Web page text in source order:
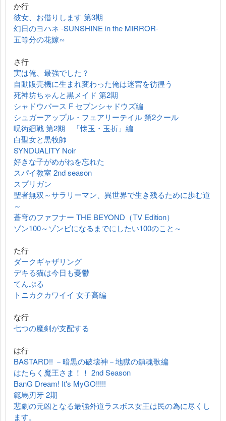
か行
彼女、お借りします 第3期
幻日のヨハネ -SUNSHINE in the MIRROR-
五等分の花嫁∽
さ行
実は俺、最強でした？
自動販売機に生まれ変わった俺は迷宮を彷徨う
死神坊ちゃんと黒メイド 第2期
シャドウバース F セブンシャドウズ編
シュガーアップル・フェアリーテイル 第2クール
呪術廻戦 第2期 「懐玉・玉折」編
白聖女と黒牧師
SYNDUALITY Noir
好きな子がめがねを忘れた
スパイ教室 2nd season
スプリガン
聖者無双～サラリーマン、異世界で生き残るために歩む道
～
蒼穹のファフナー THE BEYOND（TV Edition）
ゾン100～ゾンビになるまでにしたい100のこと～
た行
ダークギャザリング
デキる猫は今日も憂鬱
てんぷる
トニカクカワイイ 女子高編
な行
七つの魔剣が支配する
は行
BASTARD!! －暗黒の破壊神－地獄の鎮魂歌編
はたらく魔王さま！！ 2nd Season
BanG Dream! It's MyGO!!!!!
範馬刃牙 2期
悲劇の元凶となる最強外道ラスボス女王は民の為に尽くし
ます。